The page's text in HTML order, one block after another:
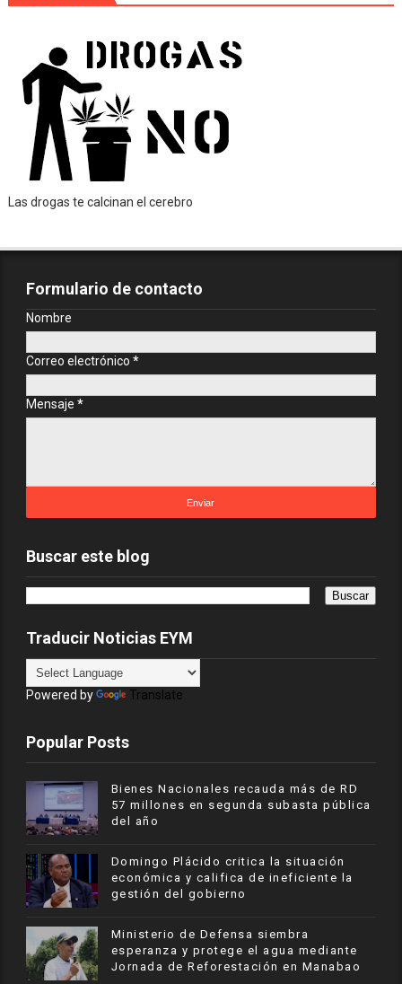
Las drogas te calcinan el cerebro
Formulario de contacto
Nombre
Correo electrónico *
Mensaje *
Buscar este blog
Traducir Noticias EYM
Powered by Translate
Popular Posts
Bienes Nacionales recauda más de RD
57 millones en segunda subasta pública
del año
​Domingo Plácido critica la situación
económica y califica de ineficiente la
gestión del gobierno
Ministerio de Defensa siembra
esperanza y protege el agua mediante
Jornada de Reforestación en Manabao